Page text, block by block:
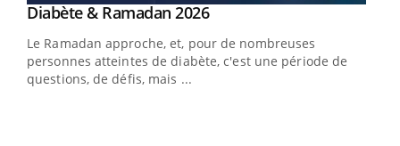
Youtube
Diabète & Ramadan 2026Youtube
Le Ramadan approche, et, pour de nombreuses
personnes atteintes de diabète, c'est une période de
questions, de défis, mais ...